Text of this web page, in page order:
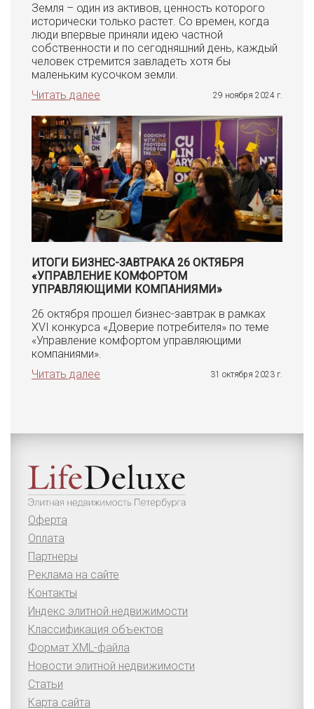
Земля – один из активов, ценность которого
исторически только растет. Со времен, когда
люди впервые приняли идею частной
собственности и по сегодняшний день, каждый
человек стремится завладеть хотя бы
маленьким кусочком земли.
Читать далее
29 ноября 2024 г.
ИТОГИ БИЗНЕС-ЗАВТРАКА 26 ОКТЯБРЯ
«УПРАВЛЕНИЕ КОМФОРТОМ
УПРАВЛЯЮЩИМИ КОМПАНИЯМИ»
26 октября прошел бизнес-завтрак в рамках
XVI конкурса «Доверие потребителя» по теме
«Управление комфортом управляющими
компаниями».
Читать далее
31 октября 2023 г.
Оферта
Оплата
Партнеры
Реклама на сайте
Контакты
Индекс элитной недвижимости
Классификация объектов
Формат XML-файла
Новости элитной недвижимости
Статьи
Карта сайта